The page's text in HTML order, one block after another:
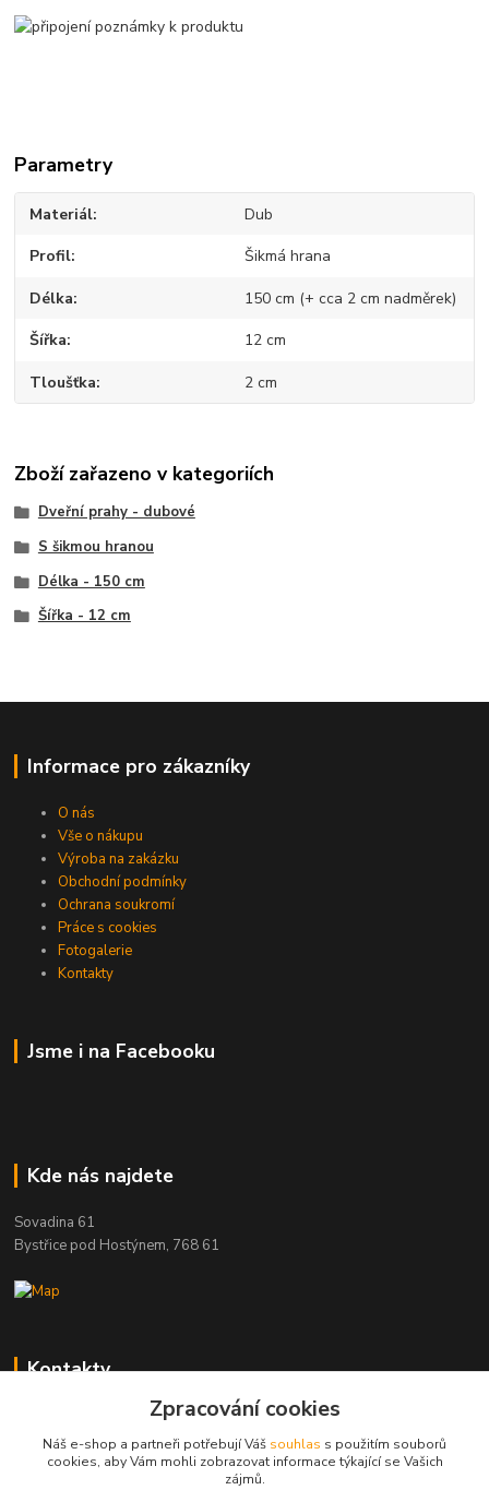
Parametry
Materiál Dub
Profil Šikmá hrana
Délka 150 cm (+ cca 2 cm nadměrek)
Šířka 12 cm
Tloušťka 2 cm
Zboží zařazeno v kategoriích
Dveřní prahy - dubové
S šikmou hranou
Délka - 150 cm
Šířka - 12 cm
Informace pro zákazníky
O nás
Vše o nákupu
Výroba na zakázku
Obchodní podmínky
Ochrana soukromí
Práce s cookies
Fotogalerie
Kontakty
Jsme i na Facebooku
Kde nás najdete
Sovadina 61
Bystřice pod Hostýnem, 768 61
Kontakty
DŘEVOPRODUKT BEDNAŘÍK s.r.o.
+420 739 454 600
(Po-Pá, 7-15 hod.)
Zpracování cookies
Náš e-shop a partneři potřebují Váš souhlas s použitím souborů
cookies, aby Vám mohli zobrazovat informace týkající se Vašich
zájmů.